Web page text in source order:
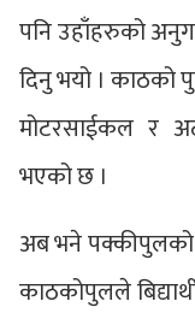
पनि उहाँहरुको
दिनु भयो । काठको
मोटरसाईकल र
भएको छ ।
अब भने पक्कीपुलको
काठकोपुलले